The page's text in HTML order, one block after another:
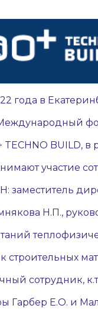
года в
TECHNO BUILD, в
участие
заместитель
Н.П.,
строительных
сотрудник,
Гарбер Е.О. и